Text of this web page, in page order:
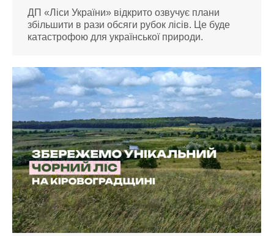
ДП «Ліси України» відкрито озвучує плани
збільшити в рази обсяги рубок лісів. Це буде
катастрофою для української природи.